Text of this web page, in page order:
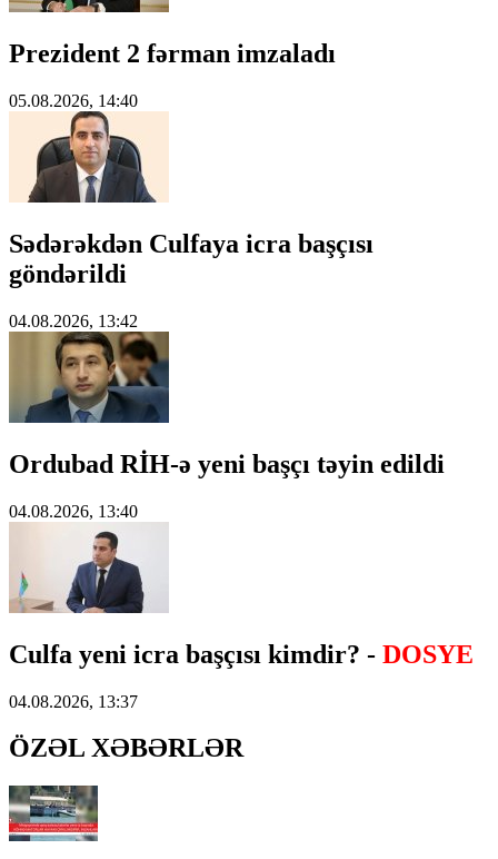
Prezident 2 fərman imzaladı
05.08.2026, 14:40
Sədərəkdən Culfaya icra başçısı
göndərildi
04.08.2026, 13:42
Ordubad RİH-ə yeni başçı təyin edildi
04.08.2026, 13:40
Culfa yeni icra başçısı kimdir? - DOSYE
04.08.2026, 13:37
ÖZƏL XƏBƏRLƏR